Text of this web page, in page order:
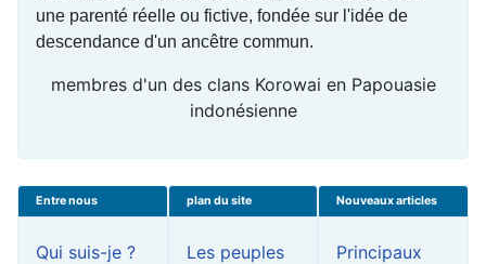
une parenté réelle ou fictive, fondée sur l'idée de
descendance d'un ancêtre commun.
membres d'un des clans Korowai en Papouasie
indonésienne
Entre nous
Qui suis-je ?
plan du site
Les peuples
Nouveaux articles
Principaux